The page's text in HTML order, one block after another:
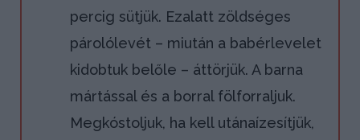
percig sütjük. Ezalatt zöldséges
párolólevét – miután a babérlevelet
kidobtuk belőle – áttörjük. A barna
mártással és a borral fölforraljuk.
Megkóstoljuk, ha kell utánaízesítjük,